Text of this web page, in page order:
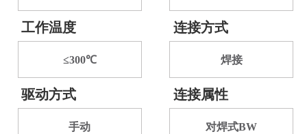
工作温度
≤300℃
连接方式
焊接
驱动方式
手动
连接属性
对焊式BW